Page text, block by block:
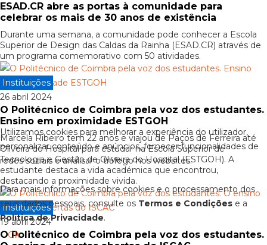
ESAD.CR abre as portas à comunidade para
celebrar os mais de 30 anos de existência
Durante uma semana, a comunidade pode conhecer a Escola
Superior de Design das Caldas da Rainha (ESAD.CR) através de
um programa comemorativo com 50 atividades.
Instituições
26 abril 2024
O Politécnico de Coimbra pela voz dos estudantes.
Ensino em proximidade ESTGOH
Marcela Ribeiro tem 22 anos e viajou de Paços de Ferreira até
Oliveira do Hospital para estudar na Escola Superior de
Tecnologia e Gestão de Oliveira do Hospital (ESTGOH). A
estudante destaca a vida académica que encontrou,
destacando a proximidade vivida.
Instituições
19 abril 2024
O Politécnico de Coimbra pela voz dos estudantes.
Utilizamos cookies para melhorar a experiência do utilizador,
personalizar conteúdo e anúncios, fornecer funcionalidades de
redes sociais e analisar o tráfego nos websites.
Para mais informações sobre cookies e o processamento dos
seus dados pessoais, consulte os Termos e Condições e a
Política de Privacidade.
Ok